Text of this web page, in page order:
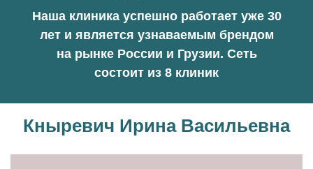
Наша клиника успешно работает уже 30
лет и является узнаваемым брендом
на рынке России и Грузии. Сеть
состоит из 8 клиник
Кныревич Ирина Васильевна